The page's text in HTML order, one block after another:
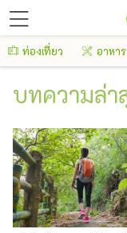
ท่องเที่ยว อาหาร
บทความล่า